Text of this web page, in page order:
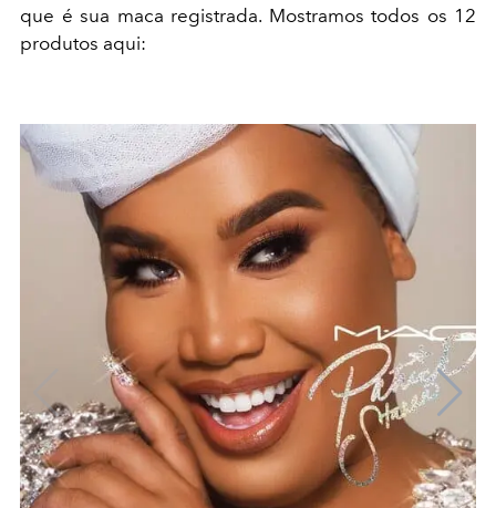
que é sua maca registrada. Mostramos todos os 12
produtos aqui: